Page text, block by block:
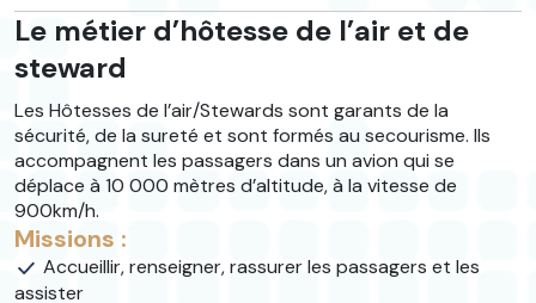
Le métier d’hôtesse de l’air et de
steward
Les Hôtesses de l’air/Stewards sont garants de la
sécurité, de la sureté et sont formés au secourisme. Ils
accompagnent les passagers dans un avion qui se
déplace à 10 000 mètres d’altitude, à la vitesse de
900km/h.
Missions :
Accueillir, renseigner, rassurer les passagers et les
assister